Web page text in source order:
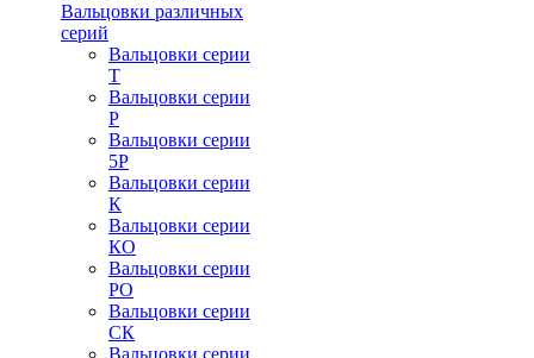
Вальцовки различных
серий
Вальцовки серии
Т
Вальцовки серии
Р
Вальцовки серии
5Р
Вальцовки серии
К
Вальцовки серии
КО
Вальцовки серии
РО
Вальцовки серии
СК
Вальцовки серии